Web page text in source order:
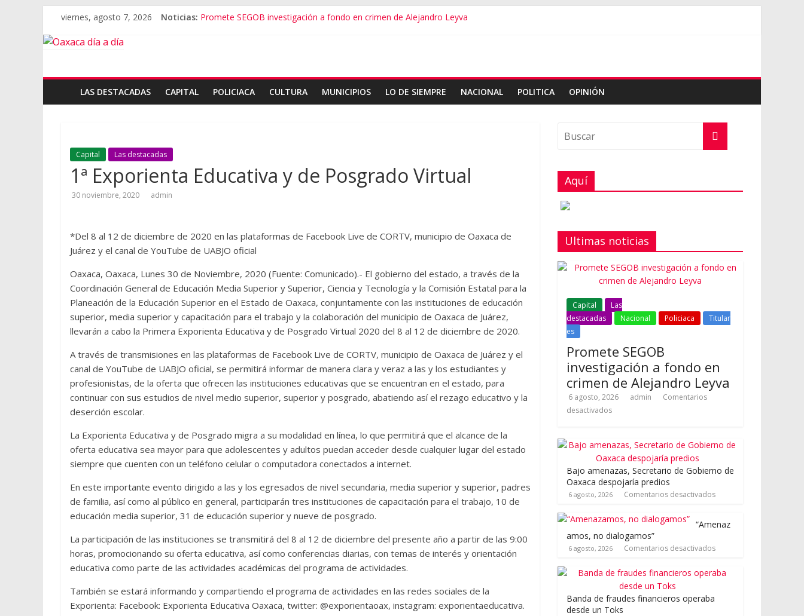
viernes, agosto 7, 2026 Noticias: Promete SEGOB investigación a fondo en crimen de Alejandro Leyva
LAS DESTACADAS
CAPITAL POLICIACA CULTURA MUNICIPIOS LO DE SIEMPRE NACIONAL POLITICA OPINIÓN
Capital Las destacadas
1ª Exporienta Educativa y de Posgrado Virtual
30 noviembre, 2020 admin
*Del 8 al 12 de diciembre de 2020 en las plataformas de Facebook Live de CORTV, municipio de Oaxaca de
Juárez y el canal de YouTube de UABJO oficial
Oaxaca, Oaxaca, Lunes 30 de Noviembre, 2020 (Fuente: Comunicado).- El gobierno del estado, a través de la
Coordinación General de Educación Media Superior y Superior, Ciencia y Tecnología y la Comisión Estatal para la
Planeación de la Educación Superior en el Estado de Oaxaca, conjuntamente con las instituciones de educación
superior, media superior y capacitación para el trabajo y la colaboración del municipio de Oaxaca de Juárez,
llevarán a cabo la Primera Exporienta Educativa y de Posgrado Virtual 2020 del 8 al 12 de diciembre de 2020.
A través de transmisiones en las plataformas de Facebook Live de CORTV, municipio de Oaxaca de Juárez y el
canal de YouTube de UABJO oficial, se permitirá informar de manera clara y veraz a las y los estudiantes y
profesionistas, de la oferta que ofrecen las instituciones educativas que se encuentran en el estado, para
continuar con sus estudios de nivel medio superior, superior y posgrado, abatiendo así el rezago educativo y la
deserción escolar.
La Exporienta Educativa y de Posgrado migra a su modalidad en línea, lo que permitirá que el alcance de la
oferta educativa sea mayor para que adolescentes y adultos puedan acceder desde cualquier lugar del estado
siempre que cuenten con un teléfono celular o computadora conectados a internet.
En este importante evento dirigido a las y los egresados de nivel secundaria, media superior y superior, padres
de familia, así como al público en general, participarán tres instituciones de capacitación para el trabajo, 10 de
educación media superior, 31 de educación superior y nueve de posgrado.
La participación de las instituciones se transmitirá del 8 al 12 de diciembre del presente año a partir de las 9:00
horas, promocionando su oferta educativa, así como conferencias diarias, con temas de interés y orientación
educativa como parte de las actividades académicas del programa de actividades.
También se estará informando y compartiendo el programa de actividades en las redes sociales de la
Exporienta: Facebook: Exporienta Educativa Oaxaca, twitter: @exporientaoax, instagram: exporientaeducativa.
Aquí
Ultimas noticias
Capital
Las
destacadas
Nacional Policiaca
Titular
es
Promete SEGOB
investigación a fondo en
crimen de Alejandro Leyva
6 agosto, 2026 admin
Comentarios
desactivados
Bajo amenazas, Secretario de Gobierno de
Oaxaca despojaría predios
6 agosto, 2026 Comentarios desactivados
“Amenaz
amos, no dialogamos”
6 agosto, 2026 Comentarios desactivados
Banda de fraudes financieros operaba
desde un Toks